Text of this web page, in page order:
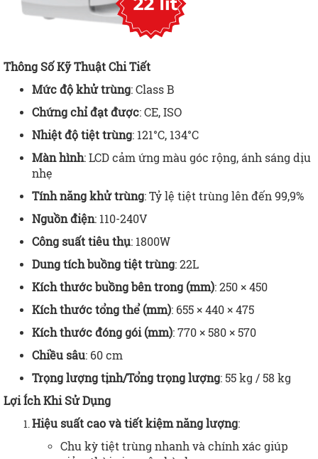
Thông Số Kỹ Thuật Chi Tiết
Mức độ khử trùng: Class B
Chứng chỉ đạt được: CE, ISO
Nhiệt độ tiệt trùng: 121°C, 134°C
Màn hình: LCD cảm ứng màu góc rộng, ánh sáng dịu
nhẹ
Tính năng khử trùng: Tỷ lệ tiệt trùng lên đến 99,9%
Nguồn điện: 110-240V
Công suất tiêu thụ: 1800W
Dung tích buồng tiệt trùng: 22L
Kích thước buồng bên trong (mm): 250 × 450
Kích thước tổng thể (mm): 655 × 440 × 475
Kích thước đóng gói (mm): 770 × 580 × 570
Chiều sâu: 60 cm
Trọng lượng tịnh/Tổng trọng lượng: 55 kg / 58 kg
Lợi Ích Khi Sử Dụng
Hiệu suất cao và tiết kiệm năng lượng:
Chu kỳ tiệt trùng nhanh và chính xác giúp